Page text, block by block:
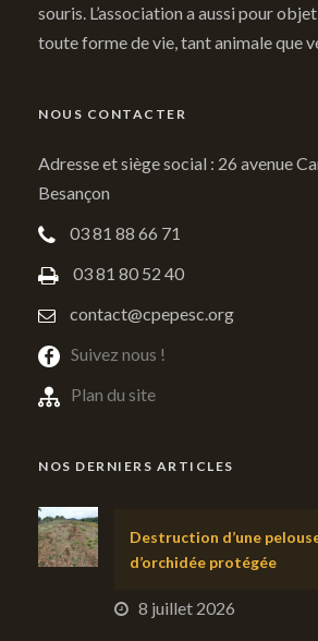
souris. L’association a aussi pour
toute forme de vie, tant animale que
NOUS CONTACTER
Adresse et siège social : 26 avenue
Besançon
03 81 88 66 71
03 81 80 52 40
contact@cpepesc.org
Suivez nous !
Plan du site
NOS DERNIERS ARTICLES
Destruction d’une
d’orchidée protégée
8 juillet 2026